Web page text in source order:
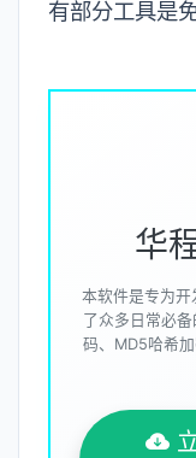
有部分工具是
华
本软件是专为
了众多日常必
码、MD5哈希